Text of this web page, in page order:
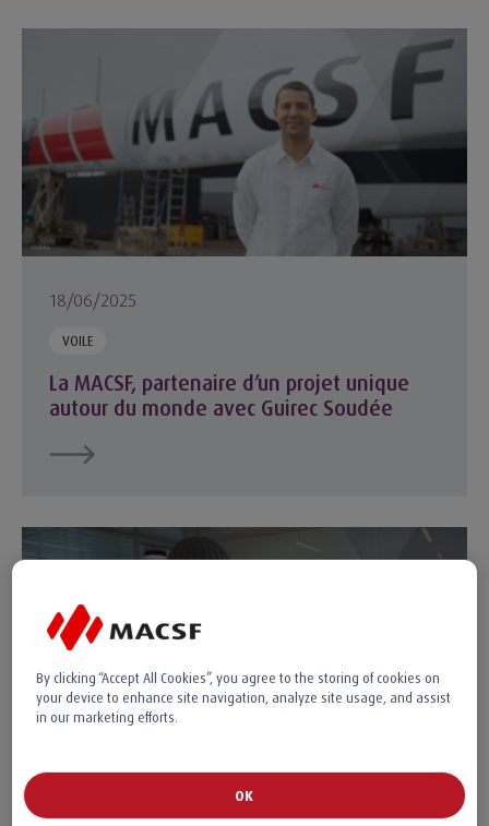
La MACSF, partenaire d’un projet unique autour du monde
18/06/2025
VOILE
La MACSF, partenaire d’un projet unique
autour du monde avec Guirec Soudée
Parcours d'intégration MACSF : retours d'expérience
By clicking “Accept All Cookies”, you agree to the storing of cookies on
your device to enhance site navigation, analyze site usage, and assist
in our marketing efforts.
OK